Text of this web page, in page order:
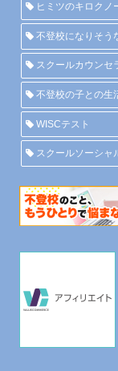
ヒミツのキロクノ
不登校になりそう
スクールカウンセ
不登校の子との生
WISCテスト
スクールソーシャ